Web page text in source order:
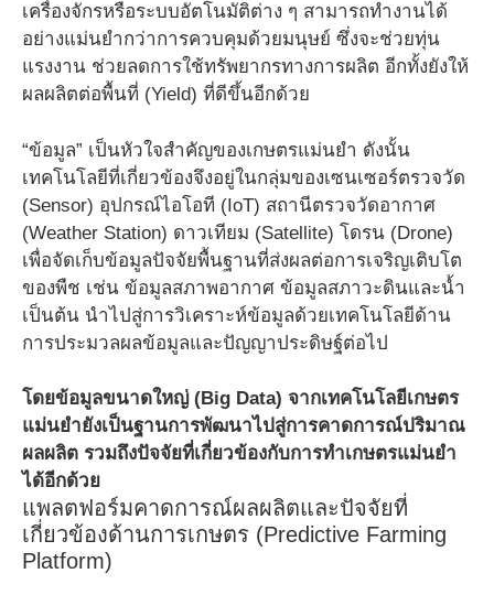
เครื่องจักรหรือระบบอัตโนมัติต่าง ๆ สามารถทำงานได้
อย่างแม่นยำกว่าการควบคุมด้วยมนุษย์ ซึ่งจะช่วยทุ่น
แรงงาน ช่วยลดการใช้ทรัพยากรทางการผลิต อีกทั้งยังให้
ผลผลิตต่อพื้นที่ (Yield) ที่ดีขึ้นอีกด้วย
“ข้อมูล” เป็นหัวใจสำคัญของเกษตรแม่นยำ ดังนั้น
เทคโนโลยีที่เกี่ยวข้องจึงอยู่ในกลุ่มของเซนเซอร์ตรวจวัด
(Sensor) อุปกรณ์ไอโอที (IoT) สถานีตรวจวัดอากาศ
(Weather Station) ดาวเทียม (Satellite) โดรน (Drone)
เพื่อจัดเก็บข้อมูลปัจจัยพื้นฐานที่ส่งผลต่อการเจริญเติบโต
ของพืช เช่น ข้อมูลสภาพอากาศ ข้อมูลสภาวะดินและน้ำ
เป็นต้น นำไปสู่การวิเคราะห์ข้อมูลด้วยเทคโนโลยีด้าน
การประมวลผลข้อมูลและปัญญาประดิษฐ์ต่อไป
โดยข้อมูลขนาดใหญ่ (Big Data) จากเทคโนโลยีเกษตร
แม่นยำยังเป็นฐานการพัฒนาไปสู่การคาดการณ์ปริมาณ
ผลผลิต รวมถึงปัจจัยที่เกี่ยวข้องกับการทำเกษตรแม่นยำ
ได้อีกด้วย
แพลตฟอร์มคาดการณ์ผลผลิตและปัจจัยที่
เกี่ยวข้องด้านการเกษตร (Predictive Farming
Platform)